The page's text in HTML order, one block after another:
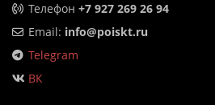
Телефон +7 927 269 26 94
Email: info@poiskt.ru
Telegram
ВК